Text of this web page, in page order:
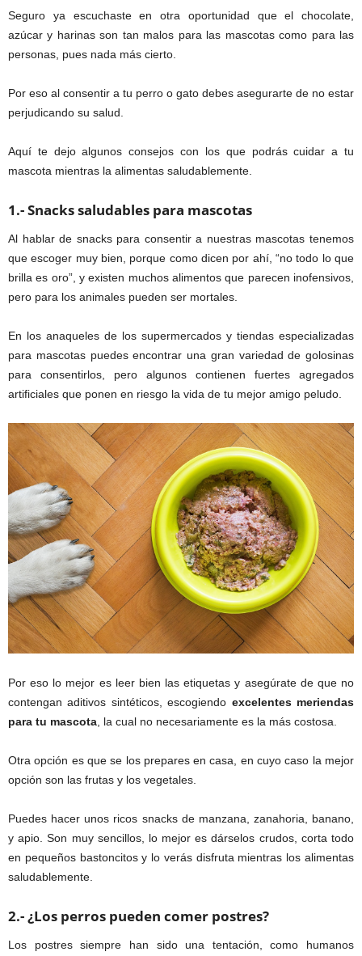
Seguro ya escuchaste en otra oportunidad que el chocolate,
azúcar y harinas son tan malos para las mascotas como para las
personas, pues nada más cierto.
Por eso al consentir a tu perro o gato debes asegurarte de no estar
perjudicando su salud.
Aquí te dejo algunos consejos con los que podrás cuidar a tu
mascota mientras la alimentas saludablemente.
1.- Snacks saludables para mascotas
Al hablar de snacks para consentir a nuestras mascotas tenemos
que escoger muy bien, porque como dicen por ahí, “no todo lo que
brilla es oro”, y existen muchos alimentos que parecen inofensivos,
pero para los animales pueden ser mortales.
En los anaqueles de los supermercados y tiendas especializadas
para mascotas puedes encontrar una gran variedad de golosinas
para consentirlos, pero algunos contienen fuertes agregados
artificiales que ponen en riesgo la vida de tu mejor amigo peludo.
Por eso lo mejor es leer bien las etiquetas y asegúrate de que no
contengan aditivos sintéticos, escogiendo excelentes meriendas
para tu mascota, la cual no necesariamente es la más costosa.
Otra opción es que se los prepares en casa, en cuyo caso la mejor
opción son las frutas y los vegetales.
Puedes hacer unos ricos snacks de manzana, zanahoria, banano,
y apio. Son muy sencillos, lo mejor es dárselos crudos, corta todo
en pequeños bastoncitos y lo verás disfruta mientras los alimentas
saludablemente.
2.- ¿Los perros pueden comer postres?
Los postres siempre han sido una tentación, como humanos